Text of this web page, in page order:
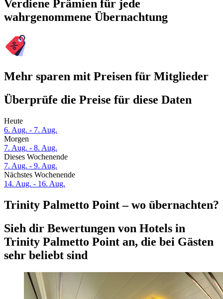
Verdiene Prämien für jede
wahrgenommene Übernachtung
Mehr sparen mit Preisen für Mitglieder
Überprüfe die Preise für diese Daten
Heute
6. Aug. - 7. Aug.
Morgen
7. Aug. - 8. Aug.
Dieses Wochenende
7. Aug. - 9. Aug.
Nächstes Wochenende
14. Aug. - 16. Aug.
Trinity Palmetto Point – wo übernachten?
Sieh dir Bewertungen von Hotels in
Trinity Palmetto Point an, die bei Gästen
sehr beliebt sind